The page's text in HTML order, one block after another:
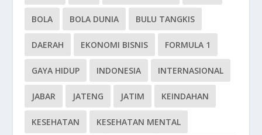
BOLA BOLA DUNIA BULU TANGKIS
DAERAH EKONOMI BISNIS FORMULA 1
GAYA HIDUP INDONESIA INTERNASIONAL
JABAR JATENG JATIM KEINDAHAN
KESEHATAN KESEHATAN MENTAL